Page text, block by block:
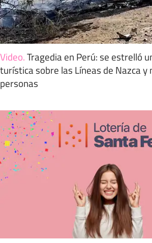
Video.Tragedia en Perú: se estrelló
turística sobre las Líneas de Nazca
personas